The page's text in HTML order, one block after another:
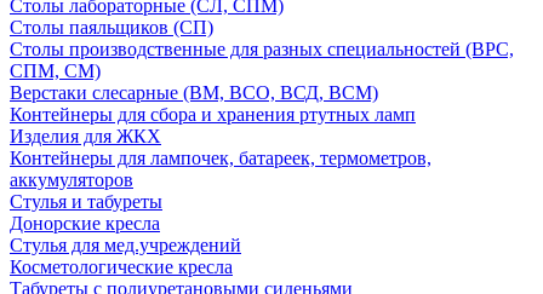
Столы лабораторные (СЛ, СПМ)
Столы паяльщиков (СП)
Столы производственные для разных специальностей (ВРС,
СПМ, СМ)
Верстаки слесарные (ВМ, ВСО, ВСД, ВСМ)
Контейнеры для сбора и хранения ртутных ламп
Изделия для ЖКХ
Контейнеры для лампочек, батареек, термометров,
аккумуляторов
Стулья и табуреты
Донорские кресла
Стулья для мед.учреждений
Косметологические кресла
Табуреты с полиуретановыми сиденьями